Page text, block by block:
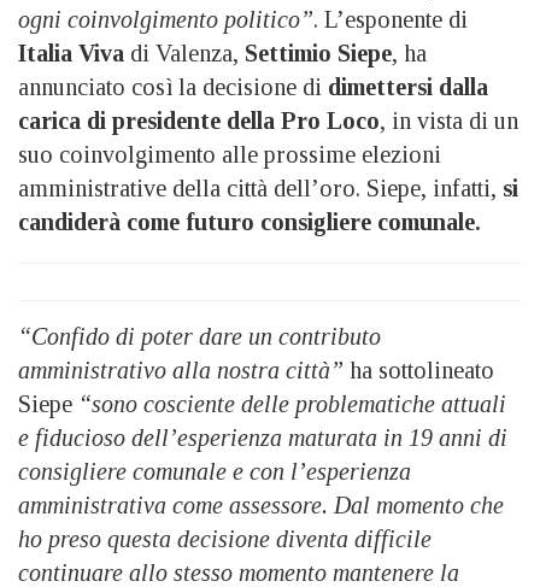
ogni coinvolgimento politico”. L’esponente di
Italia Viva di Valenza, Settimio Siepe, ha
annunciato così la decisione di dimettersi dalla
carica di presidente della Pro Loco, in vista di un
suo coinvolgimento alle prossime elezioni
amministrative della città dell’oro. Siepe, infatti, si
candiderà come futuro consigliere comunale.
“Confido di poter dare un contributo
amministrativo alla nostra città” ha sottolineato
Siepe “sono cosciente delle problematiche attuali
e fiducioso dell’esperienza maturata in 19 anni di
consigliere comunale e con l’esperienza
amministrativa come assessore. Dal momento che
ho preso questa decisione diventa difficile
continuare allo stesso momento mantenere la